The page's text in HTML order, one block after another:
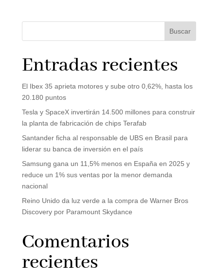
Buscar
Entradas recientes
El Ibex 35 aprieta motores y sube otro 0,62%, hasta los
20.180 puntos
Tesla y SpaceX invertirán 14.500 millones para construir
la planta de fabricación de chips Terafab
Santander ficha al responsable de UBS en Brasil para
liderar su banca de inversión en el país
Samsung gana un 11,5% menos en España en 2025 y
reduce un 1% sus ventas por la menor demanda
nacional
Reino Unido da luz verde a la compra de Warner Bros
Discovery por Paramount Skydance
Comentarios
recientes